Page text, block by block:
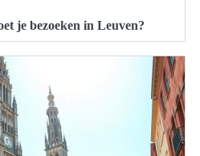
je bezoeken in Leuven?